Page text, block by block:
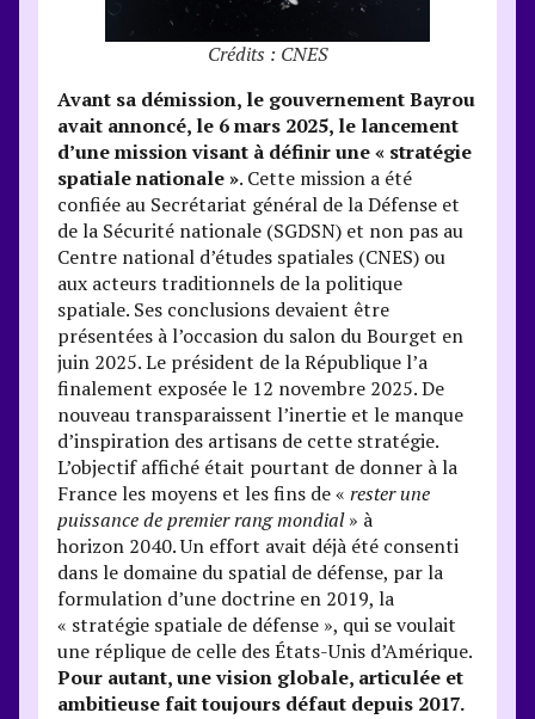
Crédits : CNES
Avant sa démission, le gouvernement Bayrou
avait annoncé, le 6 mars 2025, le lancement
d’une mission visant à définir une « stratégie
spatiale nationale ». Cette mission a été
confiée au Secrétariat général de la Défense et
de la Sécurité nationale (SGDSN) et non pas au
Centre national d’études spatiales (CNES) ou
aux acteurs traditionnels de la politique
spatiale. Ses conclusions devaient être
présentées à l’occasion du salon du Bourget en
juin 2025. Le président de la République l’a
finalement exposée le 12 novembre 2025. De
nouveau transparaissent l’inertie et le manque
d’inspiration des artisans de cette stratégie.
L’objectif affiché était pourtant de donner à la
France les moyens et les fins de « rester une
puissance de premier rang mondial» à
horizon 2040. Un effort avait déjà été consenti
dans le domaine du spatial de défense, par la
formulation d’une doctrine en 2019, la
« stratégie spatiale de défense », qui se voulait
une réplique de celle des États-Unis d’Amérique.
Pour autant, une vision globale, articulée et
ambitieuse fait toujours défaut depuis 2017.